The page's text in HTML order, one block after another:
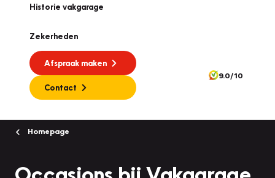
Historie vakgarage
Zekerheden
Afspraak maken
Contact
9.0/10
Homepage